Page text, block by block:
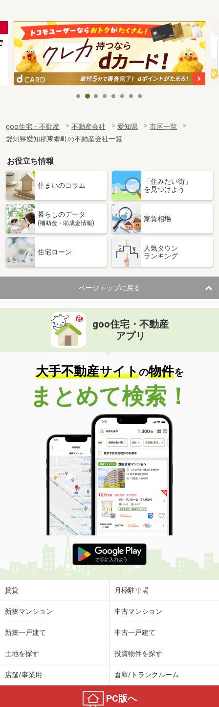
goo住宅・不動産 不動産会社 愛知県
市区一覧
愛知県愛知郡東郷町の不動産会社一覧
お役立ち情報
住まいのコラム
「住みたい街」
を見つけよう
暮らしのデータ
(補助金・助成金情報)
家賃相場
住宅ローン
人気タウン
ランキング
ページトップに戻る
goo住宅・不動産
アプリ
大手不動産サイトの物件を
まとめて検索！
賃貸 月極駐車場
新築マンション 中古マンション
新築一戸建て 中古一戸建て
土地を探す 投資物件を探す
店舗/事業用 倉庫/トランクルーム
PC版へ